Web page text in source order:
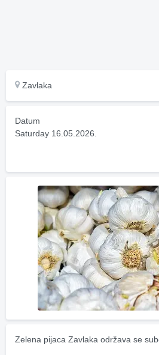
Zavlaka
Datum
Saturday 16.05.2026.
Zelena pijaca Zavlaka održava se